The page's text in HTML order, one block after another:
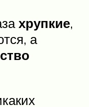
хрупкие,
а